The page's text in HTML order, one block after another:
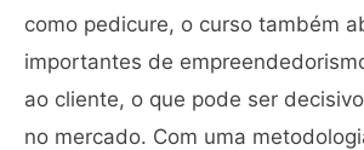
como pedicure, o curso também
importantes de
ao cliente, o que pode ser
no mercado. Com uma